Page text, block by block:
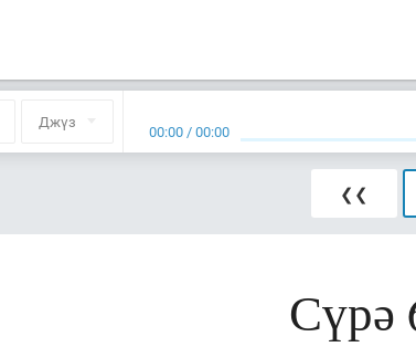
Джүз 00:00 /00:00
❮❮
Сүрә